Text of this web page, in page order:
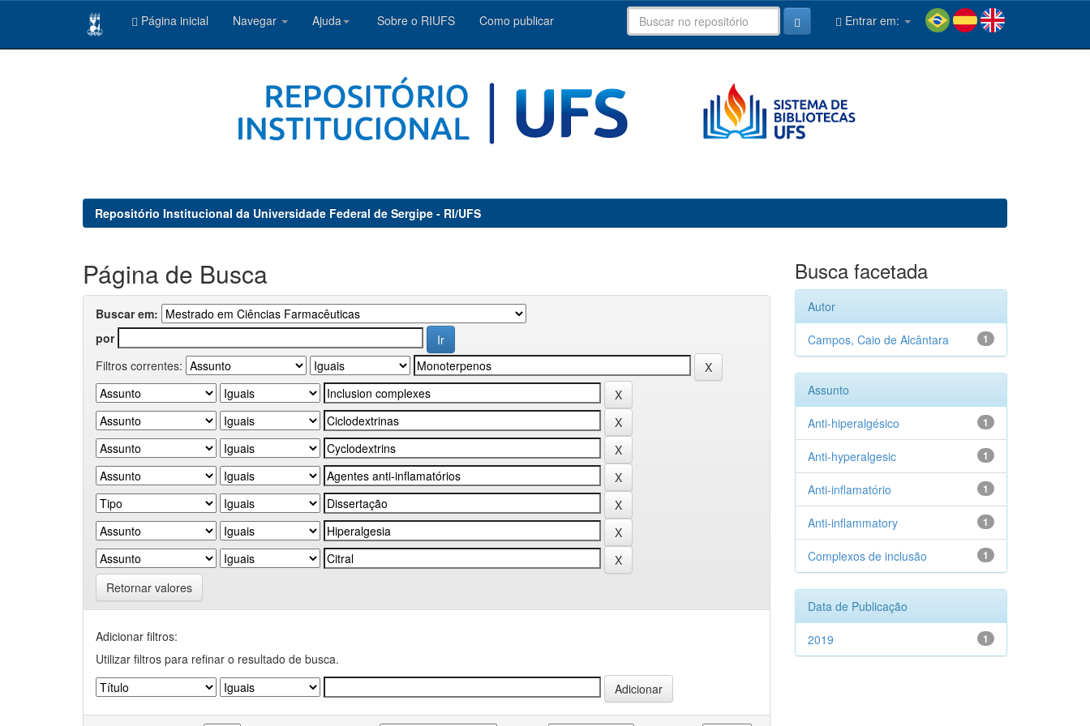
Página inicial Navegar Ajuda Sobre o RIUFS Como publicar Entrar em:
Repositório Institucional da Universidade Federal de Sergipe - RI/UFS
Página de Busca
Buscar em:
por
Filtros correntes:
Retornar valores
Adicionar filtros:
Utilizar filtros para refinar o resultado de busca.
Busca facetada
Autor
1
Campos, Caio de Alcântara
Assunto
1
Anti-hiperalgésico
1
Anti-hyperalgesic
1
Anti-inflamatório
1
Anti-inflammatory
1
Complexos de inclusão
Data de Publicação
1
2019